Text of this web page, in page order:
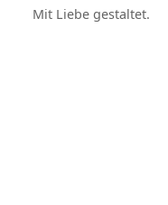
Mit Liebe gestaltet.